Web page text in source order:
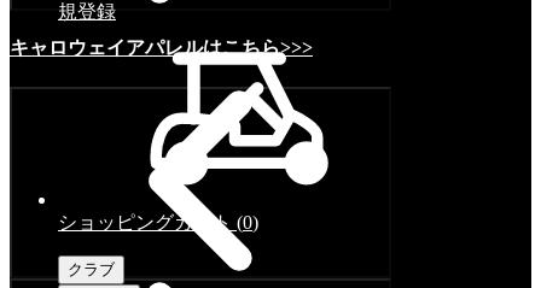
キャロウェイアパレルはこちら>>>
規登録
ショッピングカート (0)
クラブ